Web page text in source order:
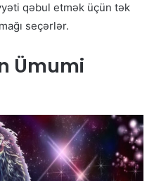
qəbul etmək üçün tək
seçərlər.
Ümumi